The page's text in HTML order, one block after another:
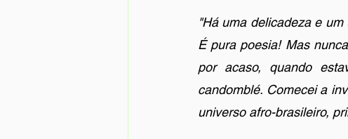
"Há uma delicadeza e
É pura poesia! Mas
por acaso, quando
candomblé. Comecei a
universo afro-brasileiro,